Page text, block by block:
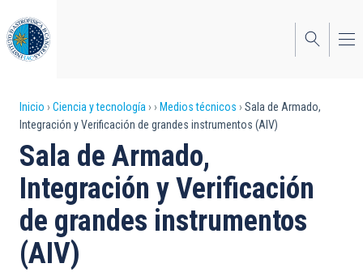
al
contenido
principal
Sobrescribir
enlaces
de
ayuda
a
la
Inicio Ciencia y tecnología Medios técnicos
Sala de Armado,
Integración y Verificación de grandes instrumentos (AIV)
Sala de Armado,
Integración y Verificación
de grandes instrumentos
(AIV)